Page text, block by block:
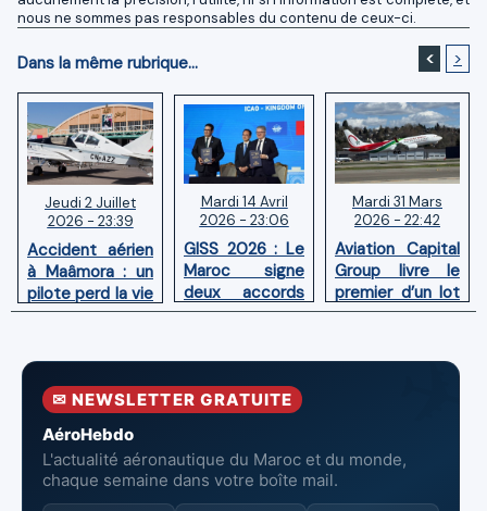
nous ne sommes pas responsables du contenu de ceux-ci.
Dans la même rubrique... < >
Jeudi 2 Juillet
2026 - 23:39
Accident aérien
à Maâmora : un
pilote perd la vie
en combat
incendie
Mardi 14 Avril
2026 - 23:06
GISS 2026 : Le
Maroc signe
deux accords
avec l'OACI
la surveillance
aériennes.
Mardi 31 Mars
2026 - 22:42
Aviation Capital
Group livre le
premier d’un lot
de six Boeing
neufs à Royal Air
✉ NEWSLETTER GRATUITE
AéroHebdo
L'actualité aéronautique du Maroc et du monde,
chaque semaine dans votre boîte mail.